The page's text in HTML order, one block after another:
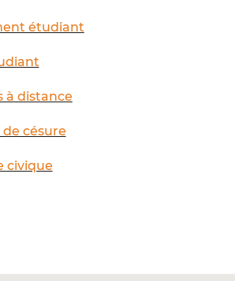
étudiant
à distance
césure
civique